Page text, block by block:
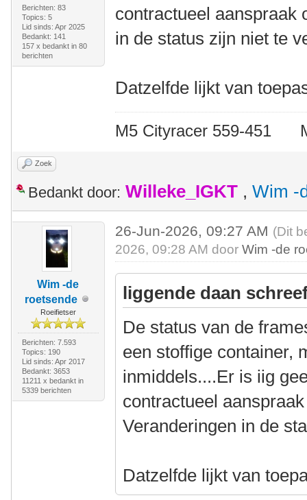
Berichten: 83
Topics: 5
Lid sinds: Apr 2025
Bedankt: 141
157 x bedankt in 80
berichten
contractueel aanspraak
in de status zijn niet te
Datzelfde lijkt van
M5 Cityracer 559-451
Zoek
Bedankt door: Willeke_IGKT , Wim -
Wim -de
roetsende
Roeifietser
Berichten: 7.593
Topics: 190
Lid sinds: Apr 2017
Bedankt: 3653
11211 x bedankt in
5339 berichten
26-Jun-2026, 09:27 AM (Dit
2026, 09:28 AM doorWim -de
liggende daan
De status van de
een stoffige container,
inmiddels....Er is iig
contractueel
Veranderingen in de
Datzelfde lijkt van